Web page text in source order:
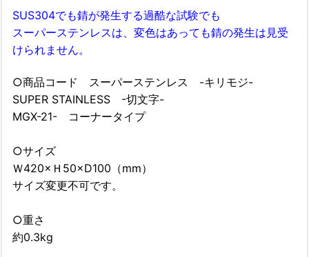
SUS304でも錆が発生する過酷な試験でも
スーパーステンレスは、変色はあっても錆の発生は見受
けられません。
○商品コード スーパーステンレス -キリモジ-
SUPER STAINLESS -切文字-
MGX-21- コーナータイプ
○サイズ
Ｗ420×Ｈ50×D100（mm）
サイズ変更不可です。
○重さ
約0.3kg